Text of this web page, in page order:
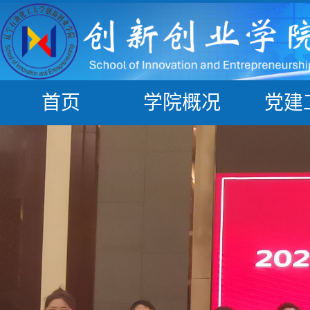
首页 学院概况 党建